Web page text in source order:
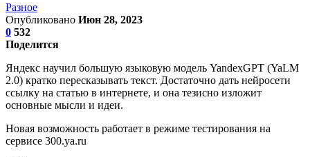
Разное
Опубликовано Июн 28, 2023
0 532
Поделится
Яндекс научил большую языковую модель YandexGPT (YaLM
2.0) кратко пересказывать текст. Достаточно дать нейросети
ссылку на статью в интернете, и она тезисно изложит
основные мысли и идеи.
Новая возможность работает в режиме тестирования на
сервисе 300.ya.ru